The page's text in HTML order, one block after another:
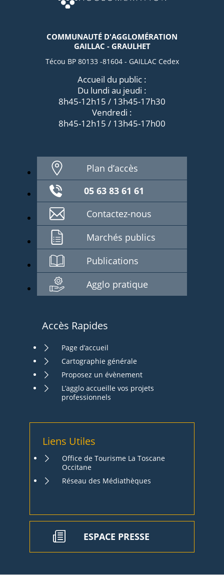
COMMUNAUTÉ D'AGGLOMÉRATION
GAILLAC - GRAULHET
Técou BP 80133 -81604 - GAILLAC Cedex
Accueil du public :
Du lundi au jeudi :
8h45-12h15 / 13h45-17h30
Vendredi :
8h45-12h15 / 13h45-17h00
Plan d’accès
05 63 83 61 61
Contactez-nous
Marchés publics
Publications
Agglo pratique
Accès Rapides
Page d’accueil
Cartographie générale
Proposez un évènement
L’agglo accueille vos projets
professionnels
Liens Utiles
Office de Tourisme La Toscane
Occitane
Réseau des Médiathèques
ESPACE PRESSE